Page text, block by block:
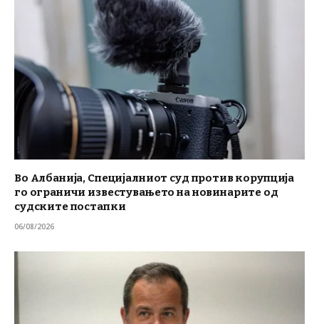
Во Албанија, Специјалниот суд против корупција
го ограничи известувањето на новинарите од
судските постапки
06/08/2026